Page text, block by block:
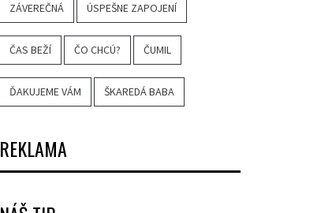
ZÁVEREČNÁ ÚSPEŠNE ZAPOJENÍ
ČAS BEŽÍ ČO CHCÚ? ČUMIL
ĎAKUJEME VÁM ŠKAREDÁ BABA
REKLAMA